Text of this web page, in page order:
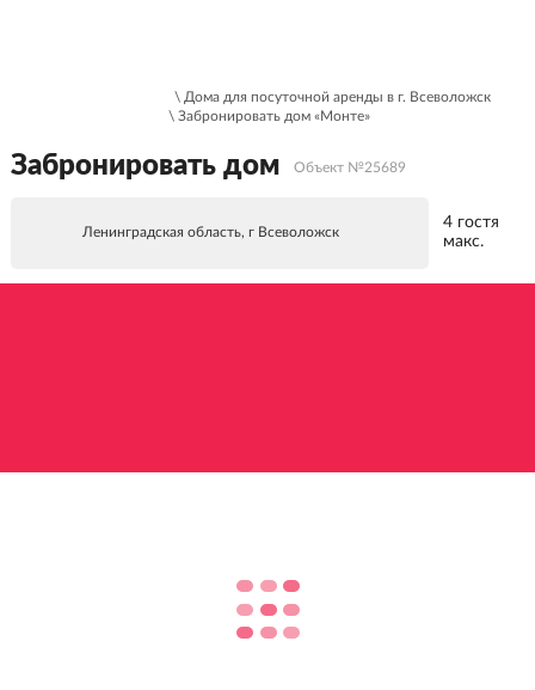
\ Дома для посуточной аренды в г. Всеволожск
\ Забронировать дом «Монте»
Забронировать дом Объект №25689
Ленинградская область, г Всеволожск
4 гостя
макс.